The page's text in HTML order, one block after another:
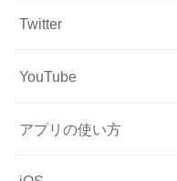
Twitter
YouTube
アプリの使い方